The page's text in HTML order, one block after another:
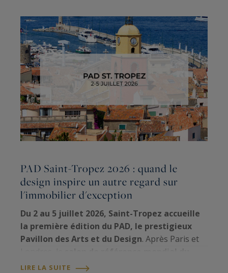
PAD Saint-Tropez 2026 : quand le
design inspire un autre regard sur
l'immobilier d'exception
Du 2 au 5 juillet 2026, Saint-Tropez accueille
la première édition du PAD, le prestigieux
Pavillon des Arts et du Design. Après Paris et
design historique et contemporain
LIRE LA SUITE